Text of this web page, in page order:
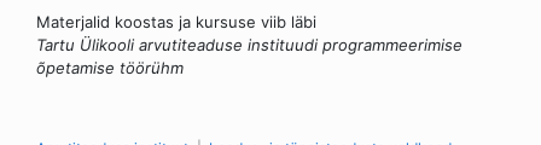
Materjalid koostas ja kursuse viib läbi
Tartu Ülikooli arvutiteaduse instituudi programmeerimise
õpetamise töörühm